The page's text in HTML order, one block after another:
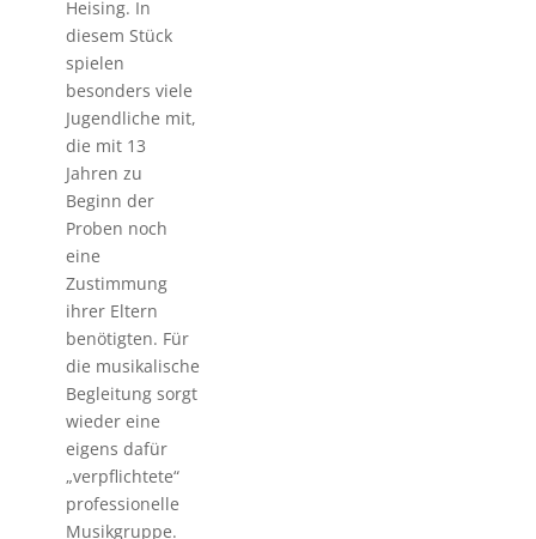
Heising. In
diesem Stück
spielen
besonders viele
Jugendliche mit,
die mit 13
Jahren zu
Beginn der
Proben noch
eine
Zustimmung
ihrer Eltern
benötigten. Für
die musikalische
Begleitung sorgt
wieder eine
eigens dafür
„verpflichtete“
professionelle
Musikgruppe.